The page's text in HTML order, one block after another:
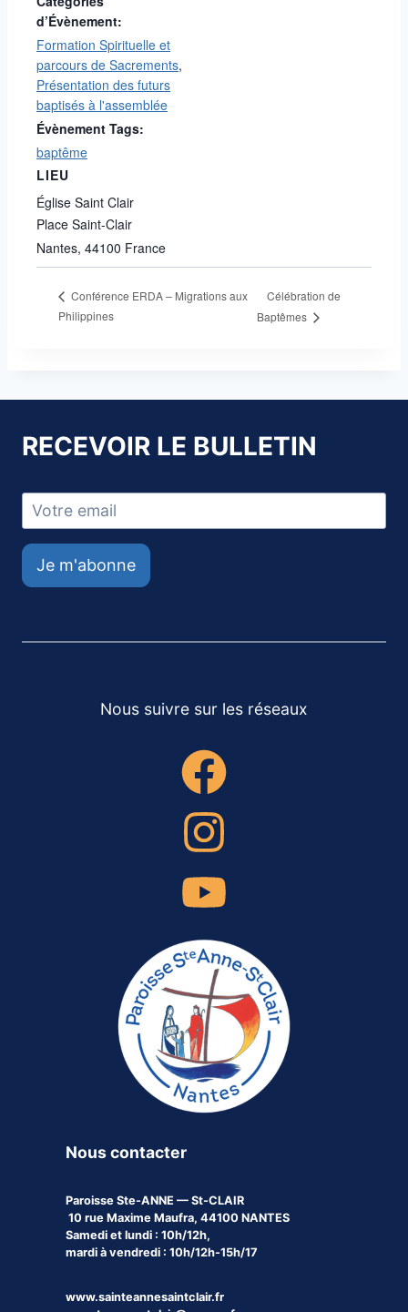
d’Évènement:
Formation Spirituelle et
parcours de Sacrements,
Présentation des futurs
baptisés à l'assemblée
Évènement Tags:
baptême
LIEU
Église Saint Clair
Place Saint-Clair
Nantes, 44100 France
Conférence ERDA – Migrations aux
Philippines
Célébration de
Baptêmes
RECEVOIR LE BULLETIN
Je m'abonne
Nous suivre sur les réseaux
Nous contacter
Paroisse Ste-ANNE — St-CLAIR
10 rue Maxime Maufra, 44100 NANTES
Samedi et lundi : 10h/12h,
mardi à vendredi : 10h/12h-15h/17
www.sainteannesaintclair.fr